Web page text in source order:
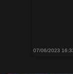
07/06/2023